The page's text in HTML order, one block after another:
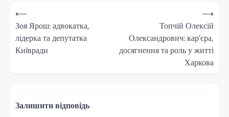
Навігація
записів
⟵
Зоя Ярош: адвокатка,
лідерка та депутатка
Київради
Топчій Олексій
Олександрович: кар’єра,
досягнення та роль у житті
Харкова
⟶
Залишити відповідь